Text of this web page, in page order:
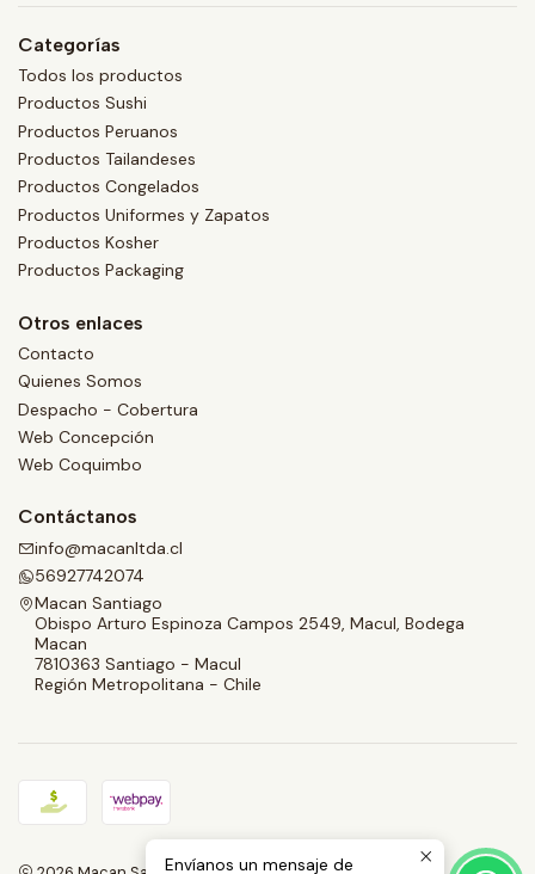
Categorías
Todos los productos
Productos Sushi
Productos Peruanos
Productos Tailandeses
Productos Congelados
Productos Uniformes y Zapatos
Productos Kosher
Productos Packaging
Otros enlaces
Contacto
Quienes Somos
Despacho - Cobertura
Web Concepción
Web Coquimbo
Contáctanos
info@macanltda.cl
56927742074
Macan Santiago
Obispo Arturo Espinoza Campos 2549, Macul, Bodega
Macan
7810363 Santiago - Macul
Región Metropolitana - Chile
Envíanos un mensaje de